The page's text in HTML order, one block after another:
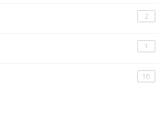
2
1
16